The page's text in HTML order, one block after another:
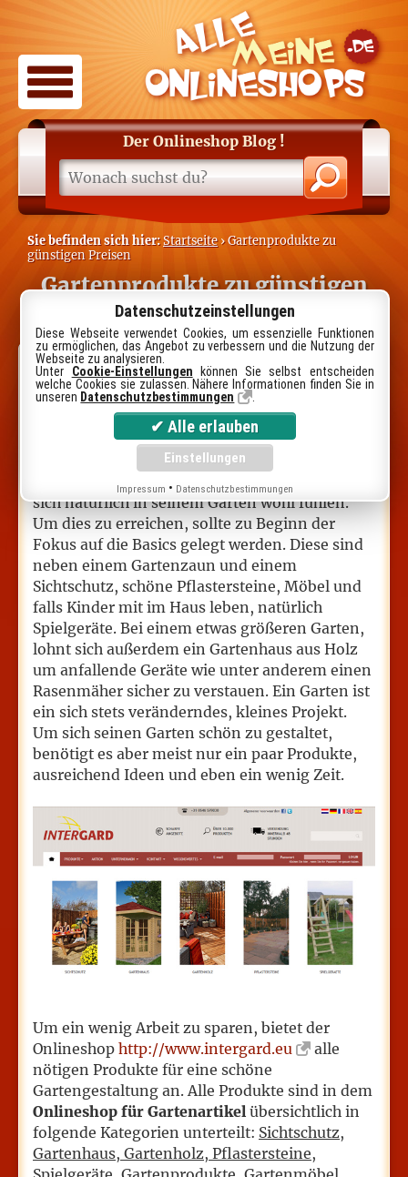
Der Onlineshop Blog !
Sie befinden sich hier:Startseite› Gartenprodukte zu
günstigen Preisen
Gartenprodukte zu günstigen
Preisen
intergard.eu
Die Ausstattung des eigenen Gartens ist meist
so wichtig wie die Einrichtung des Hauses
selbst. Nicht nur nach Außen soll das Fleckchen
Grün ansprechend wirken, auch man selbst will
sich natürlich in seinem Garten wohl fühlen.
Um dies zu erreichen, sollte zu Beginn der
Fokus auf die Basics gelegt werden. Diese sind
neben einem Gartenzaun und einem
Sichtschutz, schöne Pflastersteine, Möbel und
falls Kinder mit im Haus leben, natürlich
Spielgeräte. Bei einem etwas größeren Garten,
lohnt sich außerdem ein Gartenhaus aus Holz
um anfallende Geräte wie unter anderem einen
Rasenmäher sicher zu verstauen. Ein Garten ist
ein sich stets veränderndes, kleines Projekt.
Um sich seinen Garten schön zu gestaltet,
benötigt es aber meist nur ein paar Produkte,
ausreichend Ideen und eben ein wenig Zeit.
Um ein wenig Arbeit zu sparen, bietet der
Onlineshop http://www.intergard.eu
alle
nötigen Produkte für eine schöne
Gartengestaltung an. Alle Produkte sind in dem
Onlineshop für Gartenartikel übersichtlich in
folgende Kategorien unterteilt: Sichtschutz,
Gartenhaus, Gartenholz, Pflastersteine,
Datenschutzeinstellungen
Diese Webseite verwendet Cookies, um essenzielle Funktionen
zu ermöglichen, das Angebot zu verbessern und die Nutzung der
Webseite zu analysieren.
Unter Cookie-Einstellungen können Sie selbst entscheiden
welche Cookies sie zulassen. Nähere Informationen finden Sie in
unseren Datenschutzbestimmungen .
Impressum • Datenschutzbestimmungen